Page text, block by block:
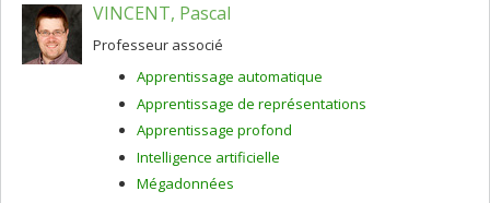
VINCENT, Pascal
Professeur associé
Apprentissage automatique
Apprentissage de représentations
Apprentissage profond
Intelligence artificielle
Mégadonnées